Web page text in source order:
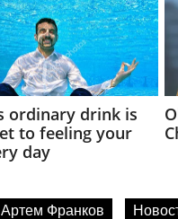
Артем Франков